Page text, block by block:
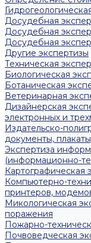
Досудебная
Досудебная
Досудебная
Другие экспертизы
Техническая
Биологическая
Ботаническая
Ветеринарная
Дизайнерская
электронных и
Издательско-
документы,
Экспертиза
(информационно-
Картографическая
Компьютерно-
принтеров,
Микологическая
поражения
Пожарно-
Почвоведческая